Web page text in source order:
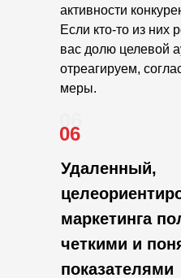
06
06
активности
Если кто-то из них
вас долю целевой
отреагируем,
меры.
Удаленный,
маркетинга
четкими и
показателями